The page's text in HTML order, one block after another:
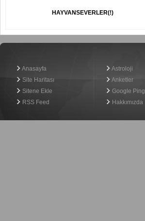
HAYVANSEVERLER(!)
Anasayfa
Site Haritası
Sitene Ekle
RSS Feed
Astroloji
Anketler
Google Ping
Hakkımızda